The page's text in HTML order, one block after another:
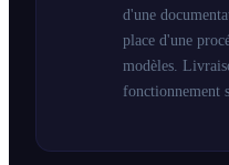
d'une
place d'une
modèles.
fonctionnement